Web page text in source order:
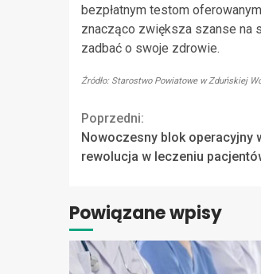
bezpłatnym testom
znacząco zwiększa szanse na
zadbać o swoje zdrowie.
Źródło: Starostwo Powiatowe w Zduńskiej
Continue
Reading
Poprzedni:
Nowoczesny blok operacyjny
rewolucja w leczeniu
Powiązane wpisy